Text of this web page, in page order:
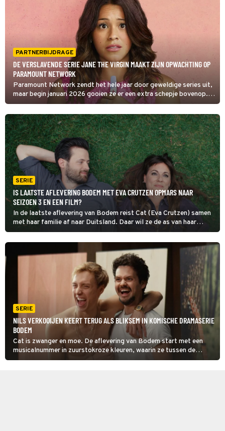
PARTNERBIJDRAGE
DE VERSLAVENDE SERIE JANE THE VIRGIN MAAKT ZIJN OPWACHTING OP
PARAMOUNT NETWORK
Paramount Network zendt het hele jaar door geweldige series uit,
maar begin januari 2026 gooien ze er een extra schepje bovenop.
Ze hebben namelijk de rechten bemachtigd van Jane the Virgin.
SERIE
IS LAATSTE AFLEVERING BODEM MET EVA CRUTZEN OPMARS NAAR
SEIZOEN 3 EN EEN FILM?
In de laatste aflevering van Bodem reist Cat (Eva Crutzen) samen
met haar familie af naar Duitsland. Daar wil ze de as van haar
overleden broer Tom uitstrooien in een bos. Het afscheid maakt
veel emotie los bij alle aanwezigen.
SERIE
NILS VERKOOIJEN KEERT TERUG ALS BLIKSEM IN KOMISCHE DRAMASERIE
BODEM
Cat is zwanger en moe. De aflevering van Bodem start met een
musicalnummer in zuurstokroze kleuren, waarin ze tussen de
babyflesjes die vermoeidheid bezingt. Later in de aflevering